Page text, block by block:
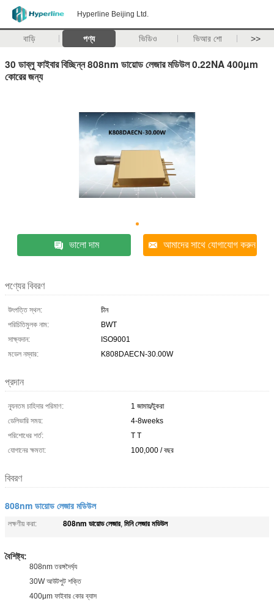
Hyperline Beijing Ltd.
বাড়ি পণ্য ভিডিও ভিআর শো >>
30 ডাব্লু ফাইবার বিচ্ছিন্ন 808nm ডায়োড লেজার মডিউল 0.22NA 400µm
কোরের জন্য
ভালো দাম আমাদের সাথে যোগাযোগ করুন
পণ্যের বিবরণ
উৎপত্তি স্থল:
চীন
পরিচিতিমুলক নাম:
BWT
সাক্ষ্যদান:
ISO9001
মডেল নম্বার:
K808DAECN-30.00W
প্রদান
ন্যূনতম চাহিদার পরিমাণ:
1 জামায়/টুকরা
ডেলিভারি সময়:
4-8weeks
পরিশোধের শর্ত:
T T
যোগানের ক্ষমতা:
100,000 / বছর
বিবরণ
808nm ডায়োড লেজার মডিউল
লক্ষণীয় করা: 808nm ডায়োড লেজার, মিনি লেজার মডিউল
বৈশিষ্ট্য:
808nm তরঙ্গদৈর্ঘ্য
30W আউটপুট শক্তি
400μm ফাইবার কোর ব্যাস